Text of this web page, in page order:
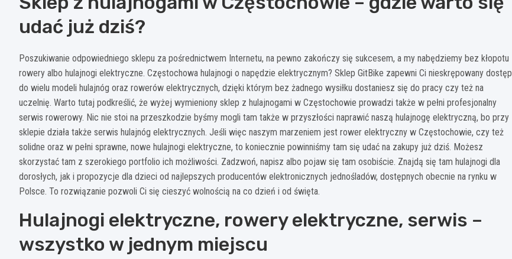
udać już dziś?
Poszukiwanie odpowiedniego sklepu za pośrednictwem Internetu, na pewno zakończy się sukcesem, a my nabędziemy bez kłopotu
rowery albo hulajnogi elektryczne. Częstochowa hulajnogi o napędzie elektrycznym? Sklep GitBike zapewni Ci nieskrępowany dostęp
do wielu modeli hulajnóg oraz rowerów elektrycznych, dzięki którym bez żadnego wysiłku dostaniesz się do pracy czy też na
uczelnię. Warto tutaj podkreślić, że wyżej wymieniony sklep z hulajnogami w Częstochowie prowadzi także w pełni profesjonalny
serwis rowerowy. Nic nie stoi na przeszkodzie byśmy mogli tam także w przyszłości naprawić naszą hulajnogę elektryczną, bo przy
sklepie działa także serwis hulajnóg elektrycznych. Jeśli więc naszym marzeniem jest rower elektryczny w Częstochowie, czy też
solidne oraz w pełni sprawne, nowe hulajnogi elektryczne, to koniecznie powinniśmy tam się udać na zakupy już dziś. Możesz
skorzystać tam z szerokiego portfolio ich możliwości. Zadzwoń, napisz albo pojaw się tam osobiście. Znajdą się tam hulajnogi dla
dorosłych, jak i propozycje dla dzieci od najlepszych producentów elektronicznych jednośladów, dostępnych obecnie na rynku w
Polsce. To rozwiązanie pozwoli Ci się cieszyć wolnością na co dzień i od święta.
Hulajnogi elektryczne, rowery elektryczne, serwis –
wszystko w jednym miejscu